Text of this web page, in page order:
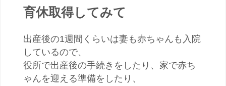
育休取得してみて
出産後の1週間くらいは妻も赤ちゃんも入院
しているので、
役所で出産後の手続きをしたり、家で赤ち
ゃんを迎える準備をしたり、